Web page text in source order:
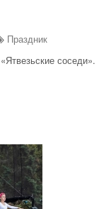
Праздник
соседи».